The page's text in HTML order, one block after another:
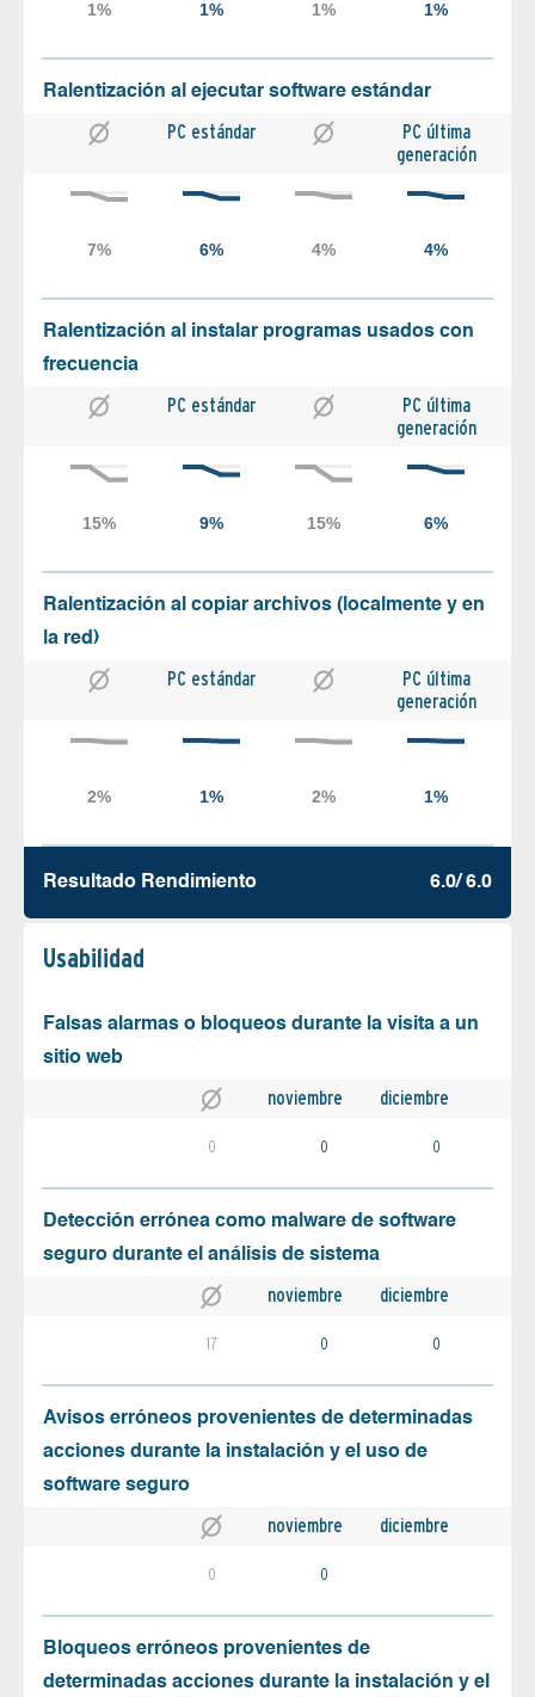
Ralentización al ejecutar software estándar
PC estándar
PC última
generación
Ralentización al instalar programas usados con
frecuencia
PC estándar
PC última
generación
Ralentización al copiar archivos (localmente y en
la red)
PC estándar
PC última
generación
Resultado Rendimiento 6.0/ 6.0
Usabilidad
Falsas alarmas o bloqueos durante la visita a un
sitio web
noviembre diciembre
0 0 0
Detección errónea como malware de software
seguro durante el análisis de sistema
noviembre diciembre
17 0 0
Avisos erróneos provenientes de determinadas
acciones durante la instalación y el uso de
software seguro
noviembre diciembre
0 0
Bloqueos erróneos provenientes de
determinadas acciones durante la instalación y el